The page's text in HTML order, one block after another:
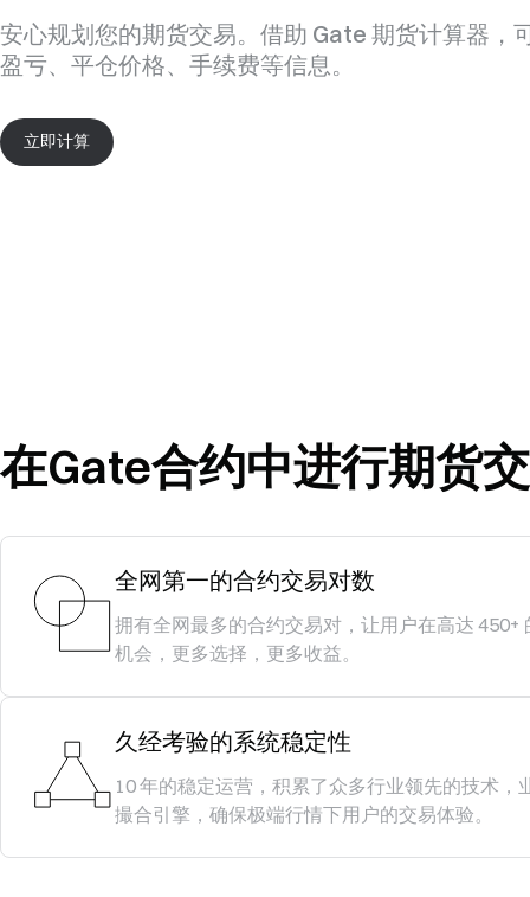
安心规划您的期货交易。借助 Gate 期货计算器，
盈亏、平仓价格、手续费等信息。
立即计算
在Gate合约中进行期货
全网第一的合约交易对数
拥有全网最多的合约交易对，让用户在高达 450+
机会，更多选择，更多收益。
久经考验的系统稳定性
10 年的稳定运营，积累了众多行业领先的技术，
撮合引擎，确保极端行情下用户的交易体验。